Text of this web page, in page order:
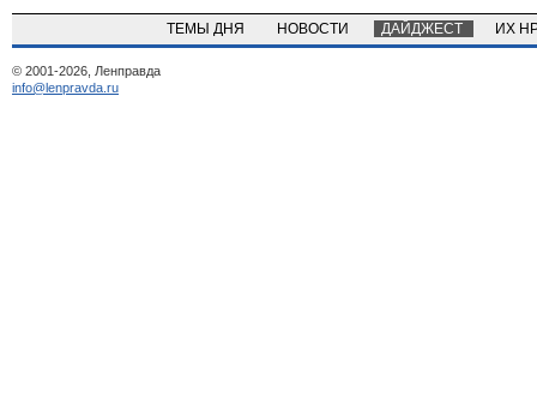
ТЕМЫ ДНЯ НОВОСТИ ДАЙДЖЕСТ ИХ
© 2001-2026, Ленправда
info@lenpravda.ru